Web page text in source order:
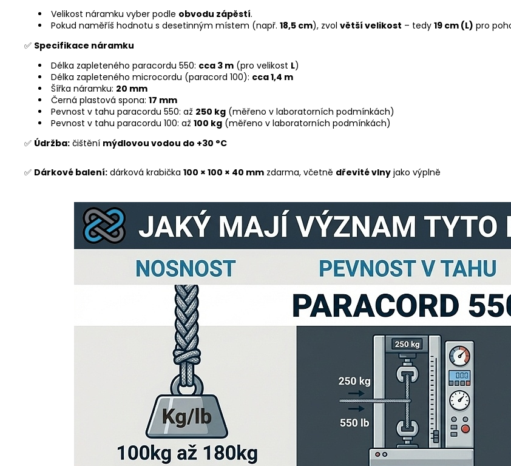
Velikost náramku vyber podle obvodu zápěstí.
Pokud naměříš hodnotu s desetinným místem (např. 18,5 cm), zvol větší velikost – tedy 19 cm (L) pro
✅ Specifikace náramku
Délka zapleteného paracordu 550: cca 3 m (pro velikost L)
Délka zapleteného microcordu (paracord 100): cca 1,4 m
Šířka náramku: 20 mm
Černá plastová spona: 17 mm
Pevnost v tahu paracordu 550: až 250 kg (měřeno v laboratorních podmínkách)
Pevnost v tahu paracordu 100: až 100 kg (měřeno v laboratorních podmínkách)
✅ Údržba: čištění mýdlovou vodou do +30 °C
✅ Dárkové balení: dárková krabička 100 × 100 × 40 mm zdarma, včetně dřevité vlny jako výplně